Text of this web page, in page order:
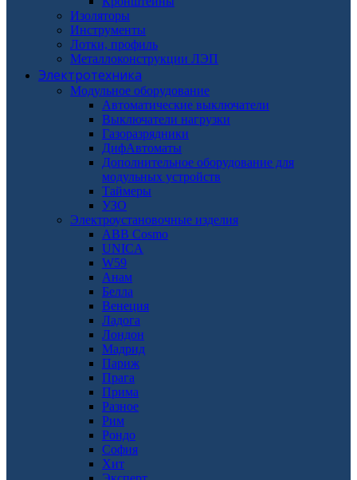
Изоляторы
Инструменты
Лотки, профиль
Металлоконструкции ЛЭП
Электротехника
Модульное оборудование
Автоматические выключатели
Выключатели нагрузки
Газоразрядники
ДифАвтоматы
Дополнительное оборудование для
модульных устройств
Таймеры
УЗО
Электроустановочные изделия
ABB Cosmo
UNICA
W59
Анам
Белла
Венеция
Ладога
Лондон
Мадрид
Париж
Прага
Прима
Разное
Рим
Рондо
София
Хит